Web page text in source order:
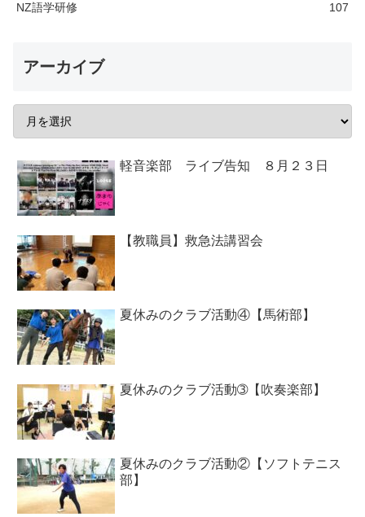
NZ語学研修 107
アーカイブ
軽音楽部 ライブ告知 ８月２３日
【教職員】救急法講習会
夏休みのクラブ活動④【馬術部】
夏休みのクラブ活動➂【吹奏楽部】
夏休みのクラブ活動②【ソフトテニス
部】